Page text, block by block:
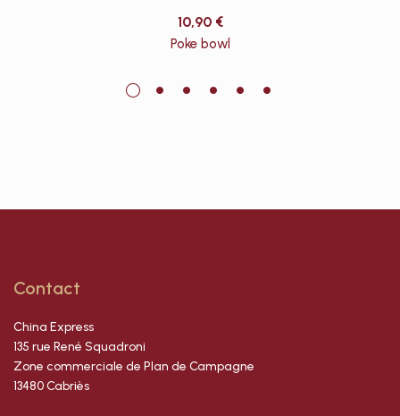
10,90 €
Poke bowl
Contact
China Express
135 rue René Squadroni
Zone commerciale de Plan de Campagne
13480 Cabriès